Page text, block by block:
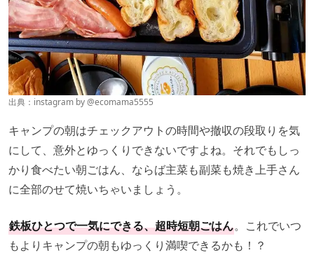
出典：instagram by@ecomama5555
キャンプの朝はチェックアウトの時間や撤収の段取りを気
にして、意外とゆっくりできないですよね。それでもしっ
かり食べたい朝ごはん、ならば主菜も副菜も焼き上手さん
に全部のせて焼いちゃいましょう。
鉄板ひとつで一気にできる、超時短朝ごはん。これでいつ
もよりキャンプの朝もゆっくり満喫できるかも！？